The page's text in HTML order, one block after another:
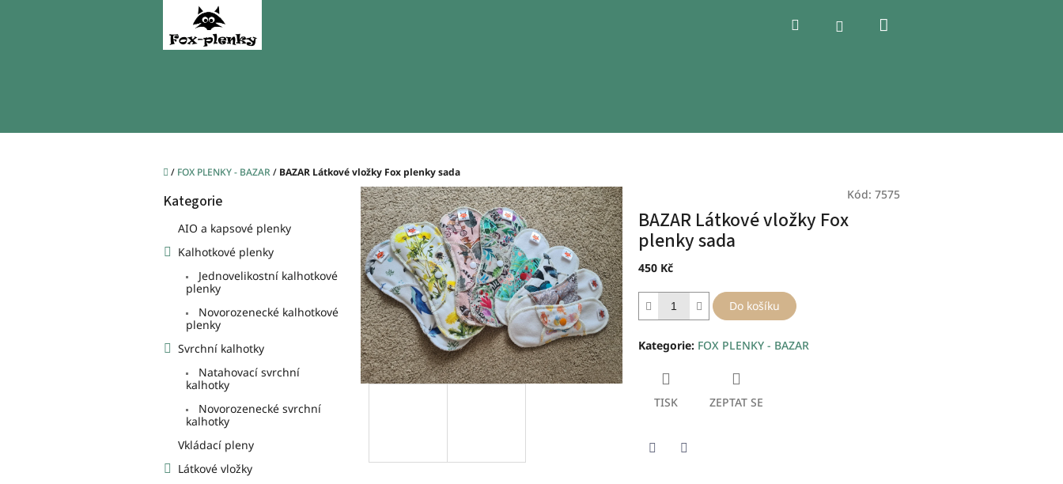
Hledat Přihlášení
Domů
/ FOX PLENKY - BAZAR/ BAZAR Látkové vložky Fox plenky sada
Přeskočit
Kategorie
AIO a kapsové plenky
Kalhotkové plenky
Jednovelikostní kalhotkové
plenky
Novorozenecké kalhotkové
plenky
Svrchní kalhotky
Natahovací svrchní
kalhotky
Novorozenecké svrchní
kalhotky
Vkládací pleny
Látkové vložky
Kód: 7575
BAZAR Látkové vložky Fox
plenky sada
450 Kč
cena:
Do košíku
Kategorie: FOX PLENKY - BAZAR
TISK ZEPTAT SE